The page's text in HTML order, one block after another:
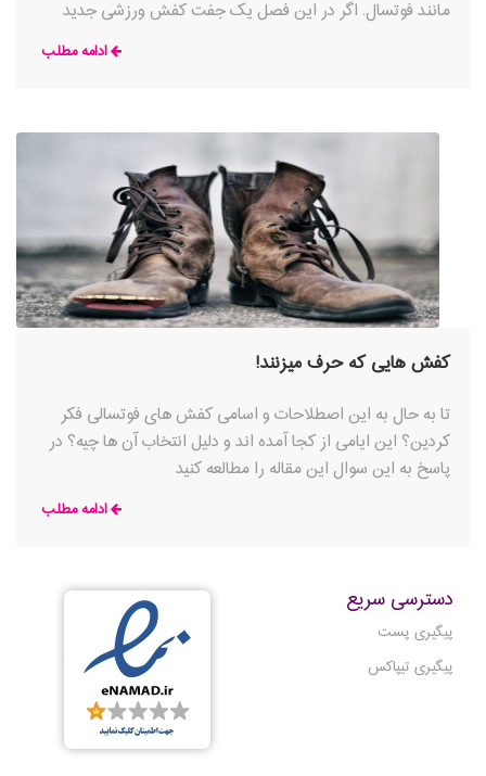
مانند فوتسال. اگر در این فصل یک جفت کفش ورزشی جدید
تهیه کرده اید، طبیعیست که بخواهید کفش های خود را تا زمانی
که ممکن است سالم نگه دارید، به خصوص اگر مبلغ زیادی برای
ادامه مطلب
کفش هایی که حرف میزنند!
تا به حال به این اصطلاحات و اسامی کفش های فوتسالی فکر
کردین؟ این ایامی از کجا آمده اند و دلیل انتخاب آن ها چیه؟ در
پاسخ به این سوال این مقاله را مطالعه کنید
ادامه مطلب
دسترسی سریع
پیگیری پست
پیگیری تیپاکس